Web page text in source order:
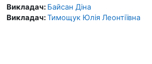
Викладач: Байсан Діна
Викладач:Тимощук Юлія Леонтіївна